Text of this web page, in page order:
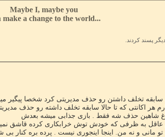
Maybe I, maybe you
...Can make a change to the world
تخلف داشتن رو حذف مدیریتی کرد شخصا پیگیر
هر اکانتی که تا حالا سابقه تخلف داشته رو حذف
غ شاهین حذف شه فقط . بازی جذابی میشه بعدش
عاقل به ظرفی که خودش توش خرابکاری کرده قاشق
مانی و نه من. اینجا اینجوری نیست . پرده بره کنار